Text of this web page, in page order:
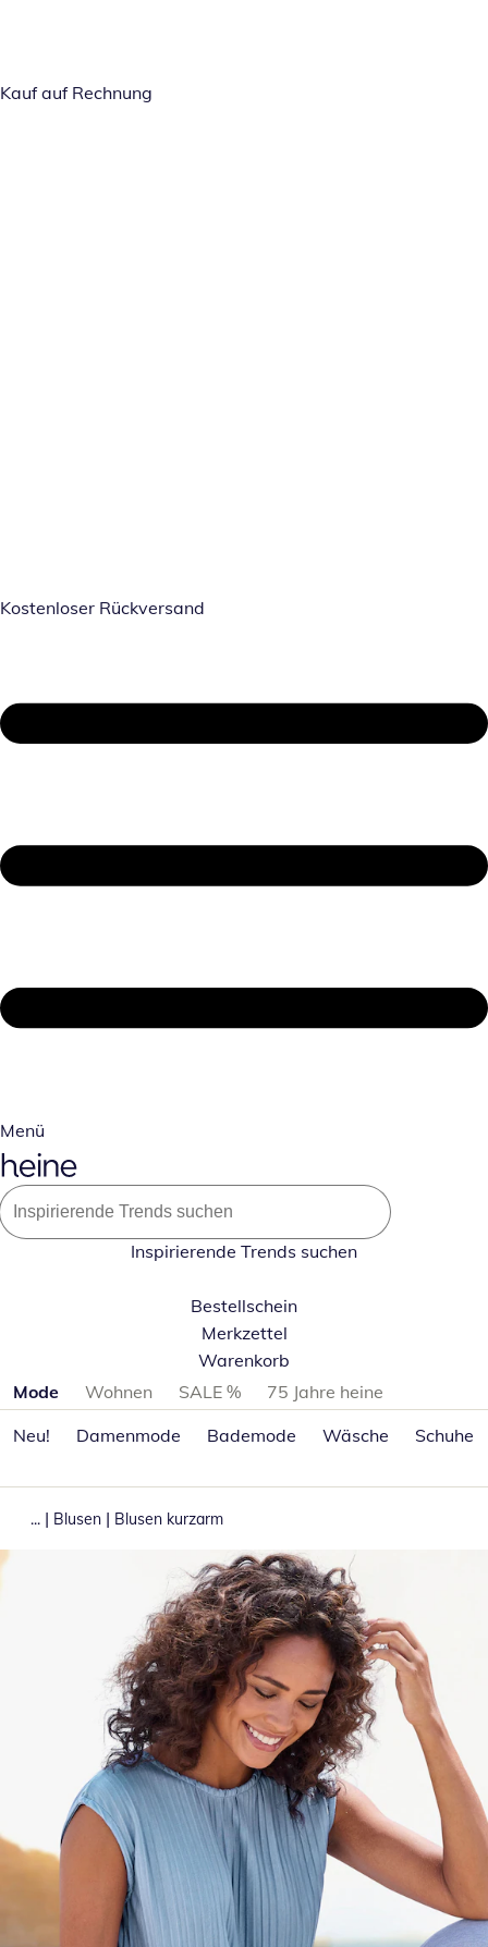
Kauf auf Rechnung
Kostenloser Rückversand
Menü
Inspirierende Trends suchen
Bestellschein
Merkzettel
Warenkorb
Produktkategorien überspringen
Mode Wohnen SALE %
75 Jahre heine
Neu!
Damenmode Bademode Wäsche Schuhe
... | Blusen | Blusen kurzarm